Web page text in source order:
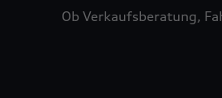
Ob Verkaufsberatung,